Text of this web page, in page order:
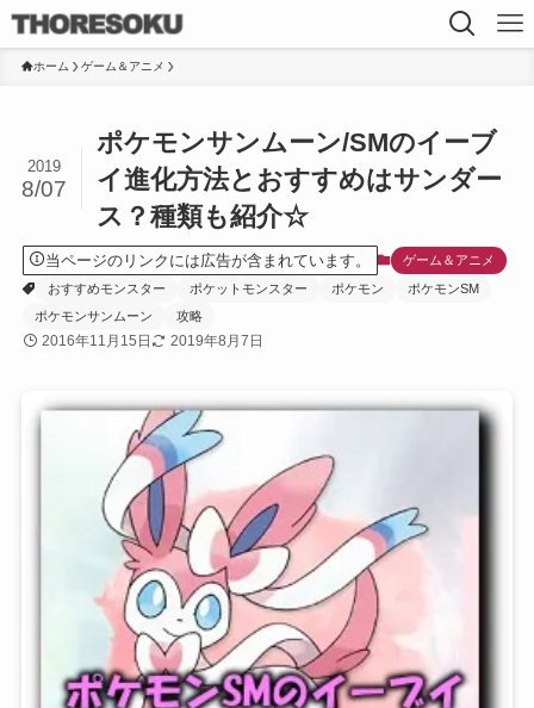
ホーム ゲーム＆アニメ
ポケモンサンムーン/SMのイーブ
イ進化方法とおすすめはサンダー
ス？種類も紹介☆
2019
8/07
当ページのリンクには広告が含まれています。
ゲーム＆アニメ
おすすめモンスター
ポケットモンスター ポケモン
ポケモンSM
ポケモンサンムーン
攻略
2016年11月15日 2019年8月7日